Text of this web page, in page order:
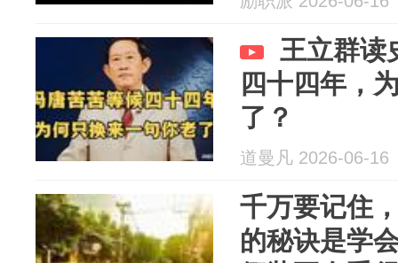
王立群读
四十四年，
了？
道曼凡 2026-06-16
千万要记住
的秘诀是学